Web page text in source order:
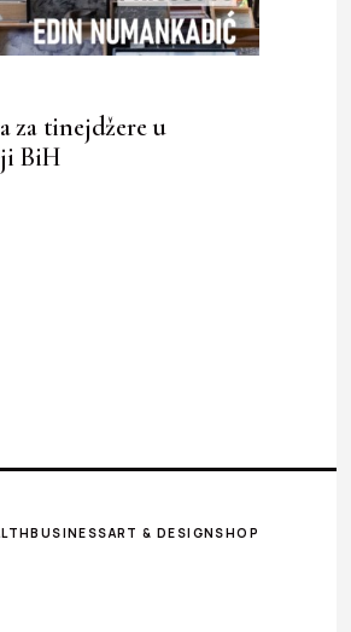
za tinejdžere u
BiH
BUSINESSART & DESIGNSHOP